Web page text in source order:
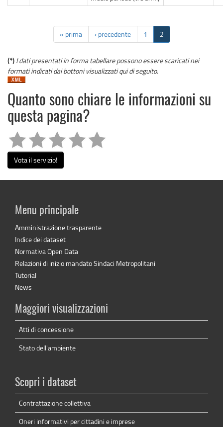
« prima ‹ precedente 1 2
(*) I dati presentati in forma tabellare possono essere scaricati nei
formati indicati dai bottoni visualizzati qui di seguito.
Quanto sono chiare le informazioni su
questa pagina?
Vota il servizio!
Menu principale
Amministrazione trasparente
Indice dei dataset
Normativa Open Data
Relazioni di inizio mandato Sindaci Metropolitani
Tutorial
News
Maggiori visualizzazioni
Atti di concessione
Stato dell'ambiente
Scopri i dataset
Contrattazione collettiva
Oneri informativi per cittadini e imprese